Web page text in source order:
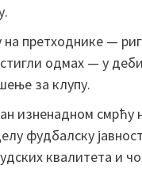
претходнике —
одмах — у
за клупу.
изненадном
фудбалску
квалитета и